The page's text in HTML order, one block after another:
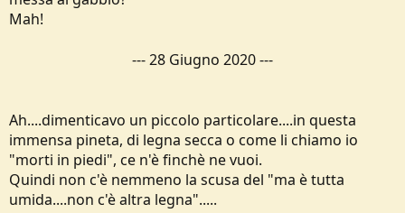
Mah!
---28 Giugno 2020---
Ah....dimenticavo un piccolo particolare....in questa
immensa pineta, di legna secca o come li chiamo io
"morti in piedi", ce n'è finchè ne vuoi.
Quindi non c'è nemmeno la scusa del "ma è tutta
umida....non c'è altra legna".....